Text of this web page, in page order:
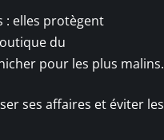
: elles protègent
du
pour les plus malins.
ses affaires et éviter les